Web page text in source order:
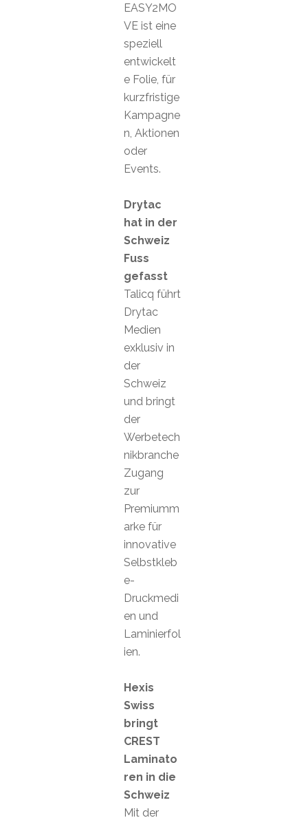
EASY2MO
VE ist eine
speziell
entwickelt
e Folie, für
kurzfristige
Kampagne
n, Aktionen
oder
Events.
Drytac
hat in der
Schweiz
Fuss
gefasst
Talicq führt
Drytac
Medien
exklusiv in
der
Schweiz
und bringt
der
Werbetech
nikbranche
Zugang
zur
Premiumm
arke für
innovative
Selbstkleb
e-
Druckmedi
en und
Laminierfol
ien.
Hexis
Swiss
bringt
CREST
Laminato
ren in die
Schweiz
Mit der